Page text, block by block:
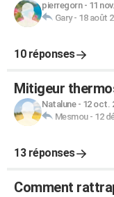
pierregorn- 11
Gary- 18 août
10 réponses
Mitigeur
Natalune- 12 oct.
Mesmou- 12
13 réponses
Comment